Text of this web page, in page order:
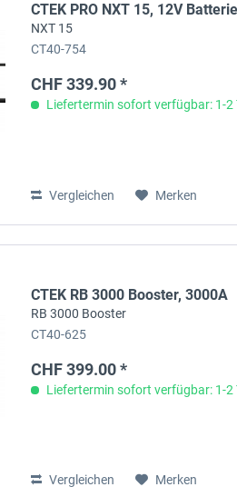
CTEK PRO NXT 15, 12V
NXT 15
CT40-754
CHF 339.90 *
Liefertermin sofort verfügbar: 1-2
Vergleichen Merken
CTEK RB 3000 Booster, 3000A
RB 3000 Booster
CT40-625
CHF 399.00 *
Liefertermin sofort verfügbar: 1-2
Vergleichen Merken